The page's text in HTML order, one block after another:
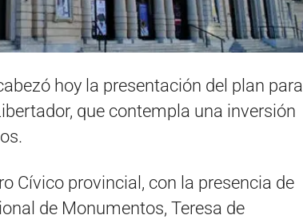
hoy la presentación del plan para
que contempla una inversión
Cívico provincial, con la presencia de
de Monumentos, Teresa de